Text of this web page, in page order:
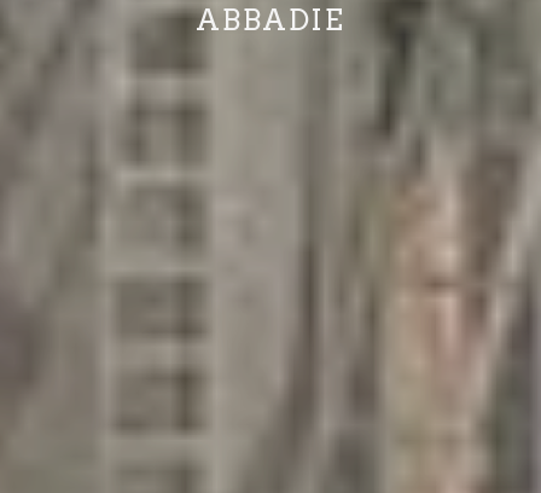
ABBADIE